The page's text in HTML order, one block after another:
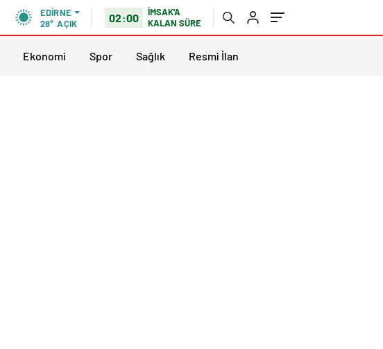
EDIRNE
28° AÇIK 02:00
İMSAK'A
KALAN SÜRE
Ekonomi Spor Sağlık Resmi İlan